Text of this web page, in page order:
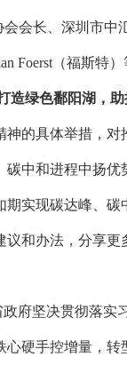
会会长、深圳市中
Foerst（福斯特
造绿色鄱阳湖，
的具体举措，
中和进程中扬
实现碳达峰、
和办法，分享
府坚决贯彻落实
硬手控增量，